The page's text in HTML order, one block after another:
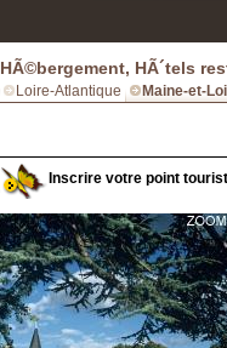
HÃ©bergement, HÃ´tels
Loire-Atlantique Maine-et-
Inscrire votre point